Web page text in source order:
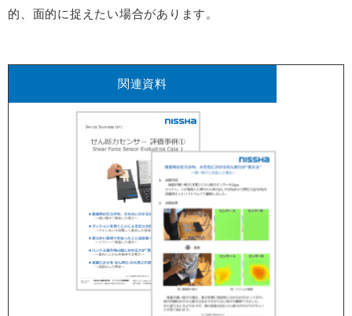
的、面的に捉えたい場合があります。
関連資料